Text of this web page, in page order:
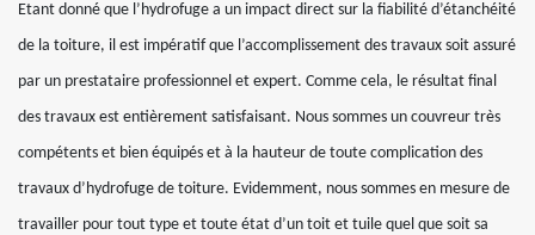
Etant donné que l’hydrofuge a un impact direct sur la fiabilité d’étanchéité
de la toiture, il est impératif que l’accomplissement des travaux soit assuré
par un prestataire professionnel et expert. Comme cela, le résultat final
des travaux est entièrement satisfaisant. Nous sommes un couvreur très
compétents et bien équipés et à la hauteur de toute complication des
travaux d’hydrofuge de toiture. Evidemment, nous sommes en mesure de
travailler pour tout type et toute état d’un toit et tuile quel que soit sa